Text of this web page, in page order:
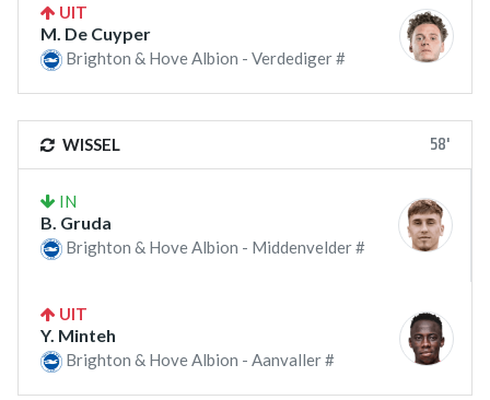
UIT
M. De Cuyper
Brighton & Hove Albion - Verdediger #
WISSEL 58'
IN
B. Gruda
Brighton & Hove Albion - Middenvelder #
UIT
Y. Minteh
Brighton & Hove Albion - Aanvaller #